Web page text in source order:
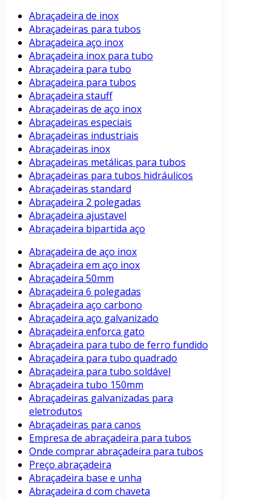
Abraçadeira de inox
Abraçadeiras para tubos
Abraçadeira aço inox
Abraçadeira inox para tubo
Abraçadeira para tubo
Abraçadeira para tubos
Abraçadeira stauff
Abraçadeiras de aço inox
Abraçadeiras especiais
Abraçadeiras industriais
Abraçadeiras inox
Abraçadeiras metálicas para tubos
Abraçadeiras para tubos hidráulicos
Abraçadeiras standard
Abraçadeira 2 polegadas
Abraçadeira ajustavel
Abraçadeira bipartida aço
Abraçadeira de aço inox
Abraçadeira em aço inox
Abraçadeira 50mm
Abraçadeira 6 polegadas
Abraçadeira aço carbono
Abraçadeira aço galvanizado
Abraçadeira enforca gato
Abraçadeira para tubo de ferro fundido
Abraçadeira para tubo quadrado
Abraçadeira para tubo soldável
Abraçadeira tubo 150mm
Abraçadeiras galvanizadas para
eletrodutos
Abraçadeiras para canos
Empresa de abraçadeira para tubos
Onde comprar abraçadeira para tubos
Preço abraçadeira
Abraçadeira base e unha
Abraçadeira d com chaveta